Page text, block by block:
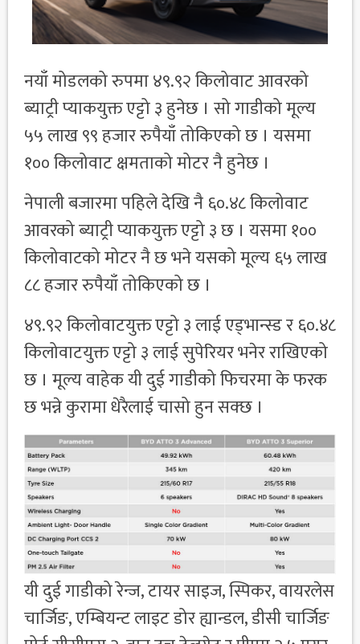
नयाँ मोडलको रुपमा ४९.९२ किलोवाट आवरको
ब्याट्री प्याकयुक्त एट्टो ३ हुनेछ । सो गाडीको मूल्य
५५ लाख ९९ हजार रुपैयाँ तोकिएको छ । यसमा
१०० किलोवाट क्षमताको मोटर नै हुनेछ ।
नेपाली बजारमा पहिले देखि नै ६०.४८ किलोवाट
आवरको ब्याट्री प्याकयुक्त एट्टो ३ छ । यसमा १००
किलोवाटको मोटर नै छ भने यसको मूल्य ६५ लाख
८८ हजार रुपैयाँ तोकिएको छ ।
४९.९२ किलोवाटयुक्त एट्टो ३ लाई एड्भान्स्ड र ६०.४८
किलोवाटयुक्त एट्टो ३ लाई सुपेरियर भनेर राखिएको
छ । मूल्य वाहेक यी दुई गाडीको फिचरमा के फरक
छ भन्ने कुरामा धेरैलाई चासो हुन सक्छ ।
यी दुई गाडीको रेन्ज, टायर साइज, स्पिकर, वायरलेस
चार्जिङ, एम्बियन्ट लाइट डोर ह्यान्डल, डीसी चार्जिङ